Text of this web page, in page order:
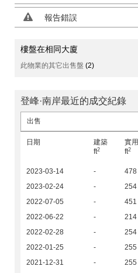
報告錯誤
樓盤在相同大廈
此物業的其它出售盤 (2)
登峰·南岸最近的成交紀錄
出售
日期
建築
ft2
實用
ft2
2023-03-14 - 478
2023-02-24
- 254
2022-07-05
- 451
2022-06-22
- 214
2022-02-28
- 254
2022-01-25
- 255
2021-12-31
- 255